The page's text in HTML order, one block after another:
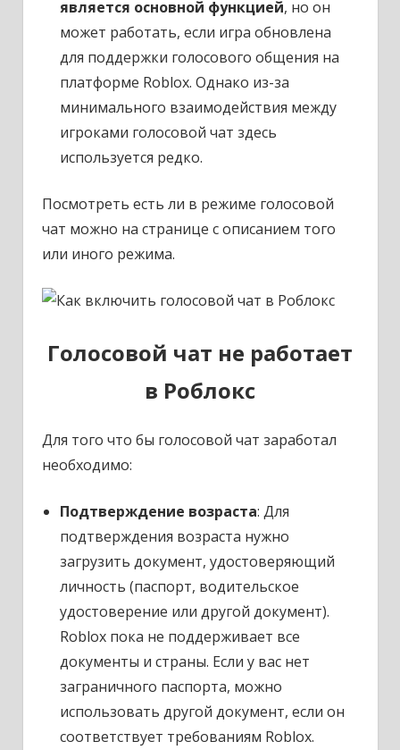
является основной функцией, но он
может работать, если игра обновлена
для поддержки голосового общения на
платформе Roblox. Однако из-за
минимального взаимодействия между
игроками голосовой чат здесь
используется редко.
Посмотреть есть ли в режиме голосовой
чат можно на странице с описанием того
или иного режима.
Голосовой чат не работает
в Роблокс
Для того что бы голосовой чат заработал
необходимо:
Подтверждение возраста: Для
подтверждения возраста нужно
загрузить документ, удостоверяющий
личность (паспорт, водительское
удостоверение или другой документ).
Roblox пока не поддерживает все
документы и страны. Если у вас нет
заграничного паспорта, можно
использовать другой документ, если он
соответствует требованиям Roblox.